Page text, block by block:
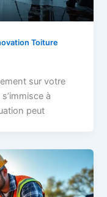
Toiture
sur votre
à
peut